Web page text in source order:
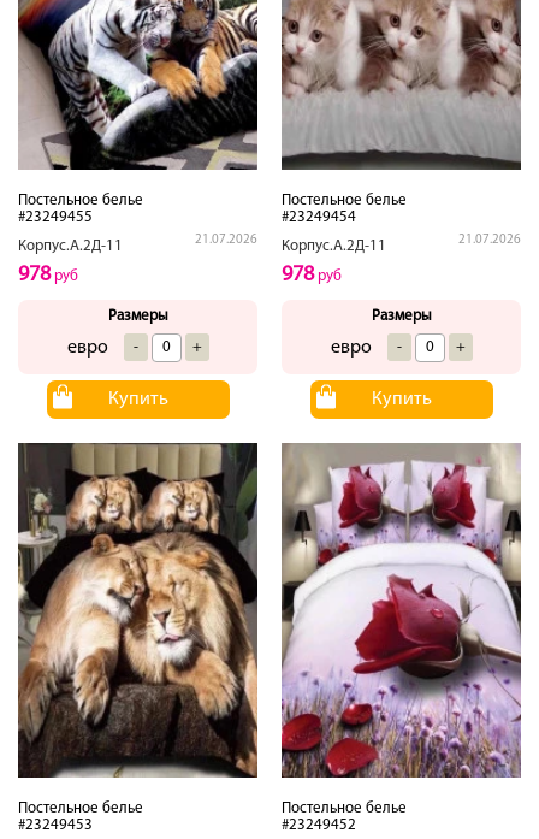
Постельное белье
#23249455
Корпус.А.2Д-11
21.07.2026
978руб
Размеры
евро - +
Купить
Постельное белье
#23249454
Корпус.А.2Д-11
21.07.2026
978руб
Размеры
евро - +
Купить
Постельное белье
#23249453
Постельное белье
#23249452